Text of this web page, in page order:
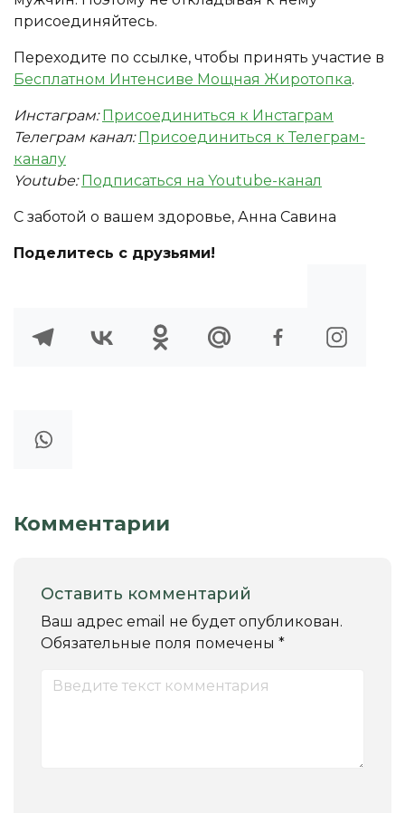
присоединяйтесь.
Переходите по ссылке, чтобы принять участие в
Бесплатном Интенсиве Мощная Жиротопка.
Инстаграм:Присоединиться к Инстаграм
Телеграм канал:Присоединиться к Телеграм-
каналу
Youtube: Подписаться на Youtube-канал
С заботой о вашем здоровье, Анна Савина
Поделитесь с друзьями!
Комментарии
Оставить комментарий
Ваш адрес email не будет опубликован.
Обязательные поля помечены *